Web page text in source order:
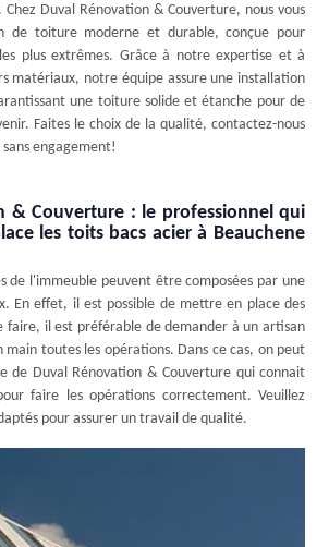
Duval Rénovation & Couverture, nous vous
de toiture moderne et durable, conçue pour
plus extrêmes. Grâce à notre expertise et à
matériaux, notre équipe assure une installation
une toiture solide et étanche pour de
Faites le choix de la qualité, contactez-nous
engagement!
& Couverture : le professionnel qui
les toits bacs acier à Beauchene
de l'immeuble peuvent être composées par une
En effet, il est possible de mettre en place des
faire, il est préférable de demander à un artisan
toutes les opérations. Dans ce cas, on peut
de Duval Rénovation & Couverture qui connait
faire les opérations correctement. Veuillez
pour assurer un travail de qualité.